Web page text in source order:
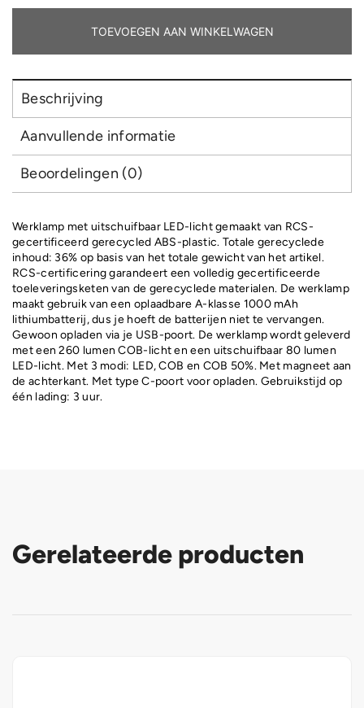
USB-
oplaadbare
met
TOEVOEGEN AAN WINKELWAGEN
Beschrijving
Aanvullende informatie
Beoordelingen (0)
Werklamp met uitschuifbaar LED-licht gemaakt van RCS-
gecertificeerd gerecycled ABS-plastic. Totale gerecyclede
inhoud: 36% op basis van het totale gewicht van het artikel.
RCS-certificering garandeert een volledig gecertificeerde
toeleveringsketen van de gerecyclede materialen. De werklamp
maakt gebruik van een oplaadbare A-klasse 1000 mAh
lithiumbatterij, dus je hoeft de batterijen niet te vervangen.
Gewoon opladen via je USB-poort. De werklamp wordt geleverd
met een 260 lumen COB-licht en een uitschuifbaar 80 lumen
LED-licht. Met 3 modi: LED, COB en COB 50%. Met magneet aan
de achterkant. Met type C-poort voor opladen. Gebruikstijd op
één lading: 3 uur.
Gerelateerde producten